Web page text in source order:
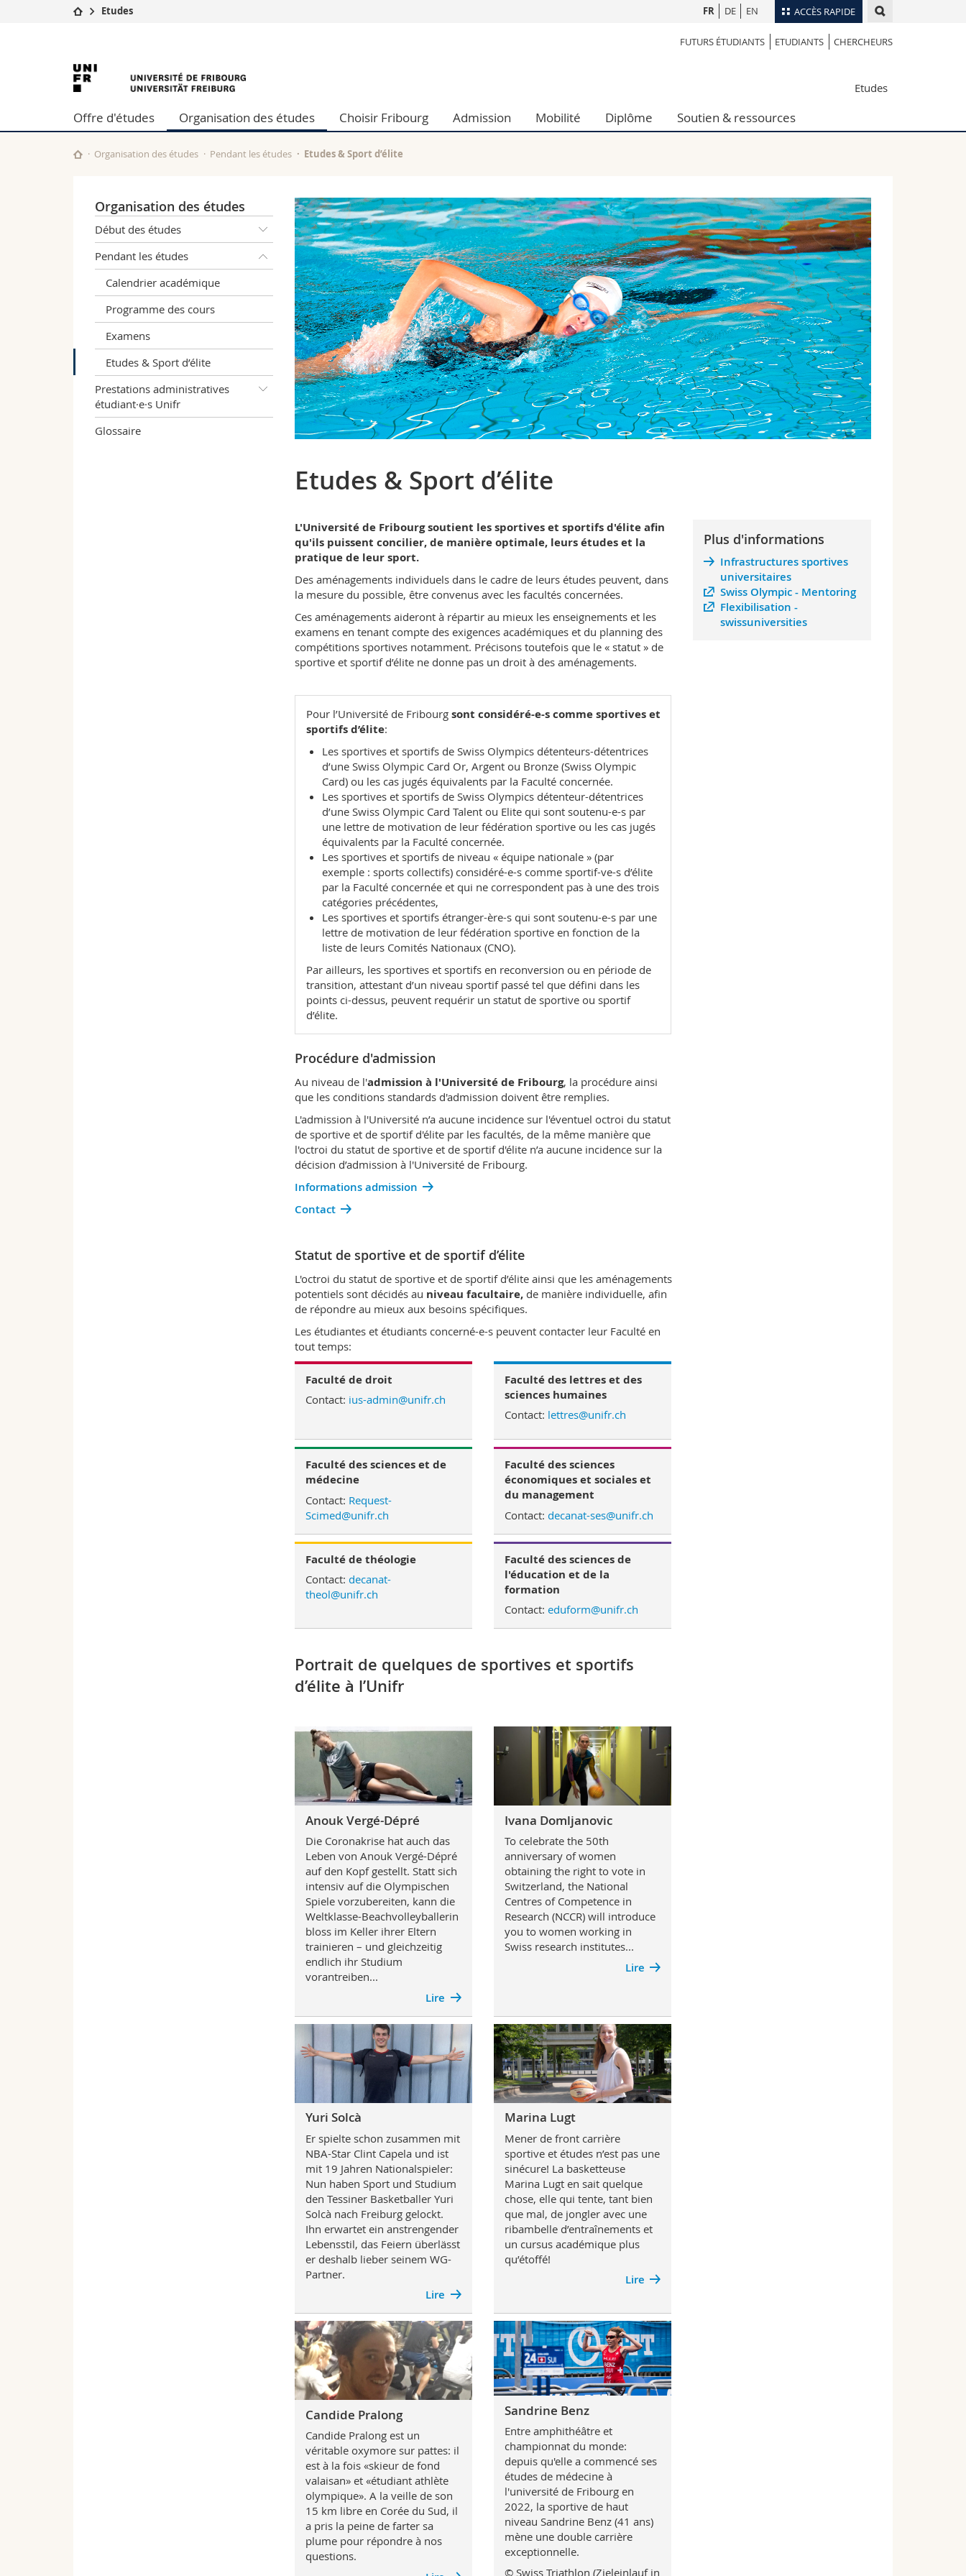
ACCÈS RAPIDE
Etudes
Campus
Université
Formation continue
Lettres et sciences humaines
Sciences de l'éducation et de la formation
Sciences et médecine
Chercheurs
Collaborateurs
Annuaire du personnel
Webmail
Programme des cours
FR DE EN
Etudes
FUTURS ÉTUDIANTS ETUDIANTS CHERCHEURS
Université
de
Fribourg
Etudes
Offre d'études Organisation des études Choisir Fribourg Admission Mobilité Diplôme Soutien & ressources
Organisation des études Pendant les études Etudes & Sport d’élite
Organisation des études
Début des études
Pendant les études
Calendrier académique
Programme des cours
Examens
Etudes & Sport d’élite
Prestations administratives
étudiant·e·s Unifr
Glossaire
Etudes & Sport d’élite
L'Université de Fribourg soutient les sportives et sportifs d'élite afin
qu'ils puissent concilier, de manière optimale, leurs études et la
pratique de leur sport.
Des aménagements individuels dans le cadre de leurs études peuvent, dans
la mesure du possible, être convenus avec les facultés concernées.
Ces aménagements aideront à répartir au mieux les enseignements et les
examens en tenant compte des exigences académiques et du planning des
compétitions sportives notamment. Précisons toutefois que le « statut » de
sportive et sportif d’élite ne donne pas un droit à des aménagements.
Pour l’Université de Fribourg sont considéré-e-s comme sportives et
sportifs d’élite:
Les sportives et sportifs de Swiss Olympics détenteurs-détentrices
d’une Swiss Olympic Card Or, Argent ou Bronze (Swiss Olympic
Card) ou les cas jugés équivalents par la Faculté concernée.
Les sportives et sportifs de Swiss Olympics détenteur-détentrices
d’une Swiss Olympic Card Talent ou Elite qui sont soutenu-e-s par
une lettre de motivation de leur fédération sportive ou les cas jugés
équivalents par la Faculté concernée.
Les sportives et sportifs de niveau « équipe nationale » (par
exemple : sports collectifs) considéré-e-s comme sportif-ve-s d’élite
par la Faculté concernée et qui ne correspondent pas à une des trois
catégories précédentes,
Les sportives et sportifs étranger-ère-s qui sont soutenu-e-s par une
lettre de motivation de leur fédération sportive en fonction de la
liste de leurs Comités Nationaux (CNO).
Par ailleurs, les sportives et sportifs en reconversion ou en période de
transition, attestant d’un niveau sportif passé tel que défini dans les
points ci-dessus, peuvent requérir un statut de sportive ou sportif
d’élite.
Procédure d'admission
Au niveau de l'admission à l'Université de Fribourg, la procédure ainsi
que les conditions standards d'admission doivent être remplies.
L'admission à l'Université n’a aucune incidence sur l'éventuel octroi du statut
de sportive et de sportif d'élite par les facultés, de la même manière que
l'octroi du statut de sportive et de sportif d'élite n’a aucune incidence sur la
décision d’admission à l'Université de Fribourg.
Informations admission
Contact
Statut de sportive et de sportif d’élite
L'octroi du statut de sportive et de sportif d’élite ainsi que les aménagements
potentiels sont décidés au niveau facultaire,de manière individuelle, afin
de répondre au mieux aux besoins spécifiques.
Les étudiantes et étudiants concerné-e-s peuvent contacter leur Faculté en
tout temps:
Faculté de droit
Contact: ius-admin@unifr.ch
Faculté des lettres et des
sciences humaines
Contact: lettres@unifr.ch
Faculté des sciences et de
médecine
Contact: Request-
Scimed@unifr.ch
Faculté des sciences
économiques et sociales et
du management
Contact: decanat-ses@unifr.ch
Faculté de théologie
Contact: decanat-
theol@unifr.ch
Faculté des sciences de
l'éducation et de la
formation
Contact: eduform@unifr.ch
Portrait de quelques de sportives et sportifs
d’élite à l’Unifr
Anouk Vergé-Dépré
Die Coronakrise hat auch das
Leben von Anouk Vergé-Dépré
auf den Kopf gestellt. Statt sich
intensiv auf die Olympischen
Spiele vorzubereiten, kann die
Weltklasse-Beachvolleyballerin
bloss im Keller ihrer Eltern
trainieren – und gleichzeitig
endlich ihr Studium
vorantreiben...
Lire
Ivana Domljanovic
To celebrate the 50th
anniversary of women
obtaining the right to vote in
Switzerland, the National
Centres of Competence in
Research (NCCR) will introduce
you to women working in
Swiss research institutes...
Lire
Yuri Solcà
Er spielte schon zusammen mit
NBA-Star Clint Capela und ist
mit 19 Jahren Nationalspieler:
Nun haben Sport und Studium
den Tessiner Basketballer Yuri
Solcà nach Freiburg gelockt.
Ihn erwartet ein anstrengender
Lebensstil, das Feiern überlässt
er deshalb lieber seinem WG-
Partner.
Lire
Marina Lugt
Mener de front carrière
sportive et études n’est pas une
sinécure! La basketteuse
Marina Lugt en sait quelque
chose, elle qui tente, tant bien
que mal, de jongler avec une
ribambelle d’entraînements et
un cursus académique plus
qu’étoffé!
Lire
Candide Pralong
Candide Pralong est un
véritable oxymore sur pattes: il
est à la fois «skieur de fond
valaisan» et «étudiant athlète
olympique». A la veille de son
15 km libre en Corée du Sud, il
a pris la peine de farter sa
plume pour répondre à nos
questions.
Sandrine Benz
Entre amphithéâtre et
championnat du monde:
depuis qu'elle a commencé ses
études de médecine à
l'université de Fribourg en
2022, la sportive de haut
niveau Sandrine Benz (41 ans)
mène une double carrière
exceptionnelle.
© Swiss Triathlon (Zieleinlauf in
Plus d'informations
Infrastructures sportives
universitaires
Swiss Olympic - Mentoring
Flexibilisation -
swissuniversities